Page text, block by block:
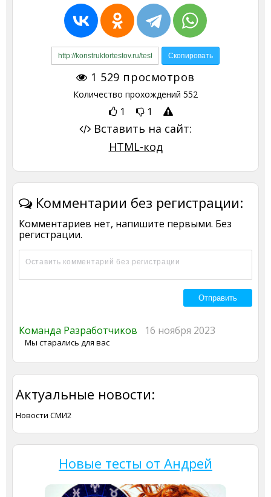
1 529 просмотров
Количество прохождений 552
1 1
Вставить на сайт:
HTML-код
Комментарии без регистрации:
Комментариев нет, напишите первыми. Без
регистрации.
Команда Разработчиков 16 ноября 2023
Мы старались для вас
Актуальные новости:
Новости СМИ2
Новые тесты от Андрей